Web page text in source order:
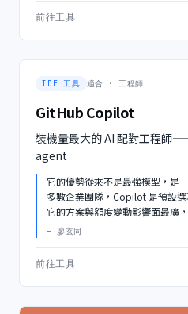
前往工具
IDE 工具 適合 ·工程師
GitHub Copilot
裝機量最大的 AI 配對工程師
agent
它的優勢從來不是最強模型，是
多數企業團隊，Copilot 是預設
— 廖玄同
前往工具